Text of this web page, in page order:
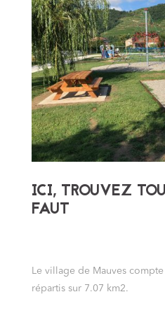
ICI, TROUVEZ
FAUT
Le village de Mauves
répartis sur 7.07 km2.